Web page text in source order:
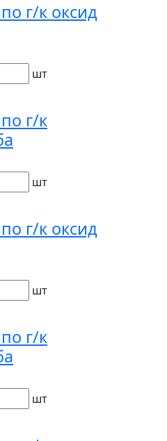
г/к оксид
шт
г/к
шт
г/к оксид
шт
г/к
шт